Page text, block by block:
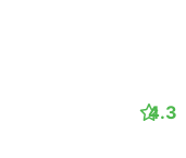
4.3